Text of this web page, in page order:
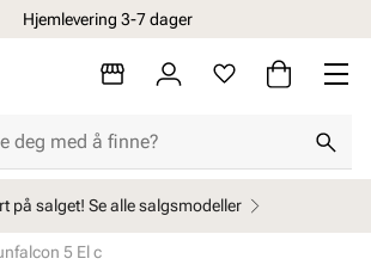
Hjemlevering 3-7 dager
på salget! Se alle salgsmodeller
5 El c